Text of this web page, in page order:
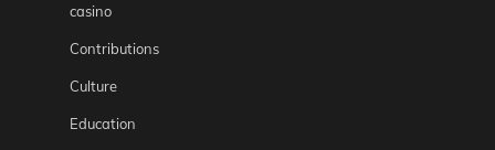
casino
Contributions
Culture
Education